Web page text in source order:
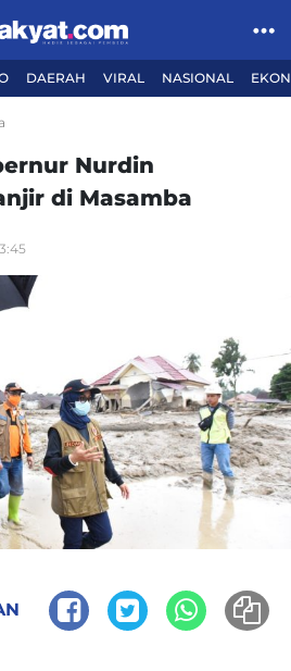
DAERAH VIRAL NASIONAL
Nurdin
di Masamba